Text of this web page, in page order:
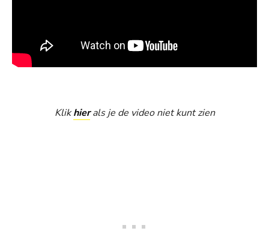
Klikhierals je de video niet kunt zien